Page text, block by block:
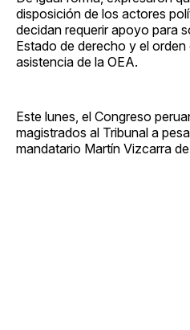
disposición de los actores
decidan requerir apoyo para
Estado de derecho y el
asistencia de la OEA.
Este lunes, el Congreso
magistrados al Tribunal a
mandatario Martín Vizcarra